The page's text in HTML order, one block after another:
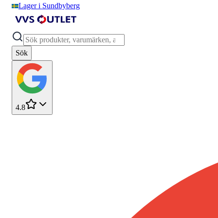
Lager i Sundbyberg
Sök
4.8